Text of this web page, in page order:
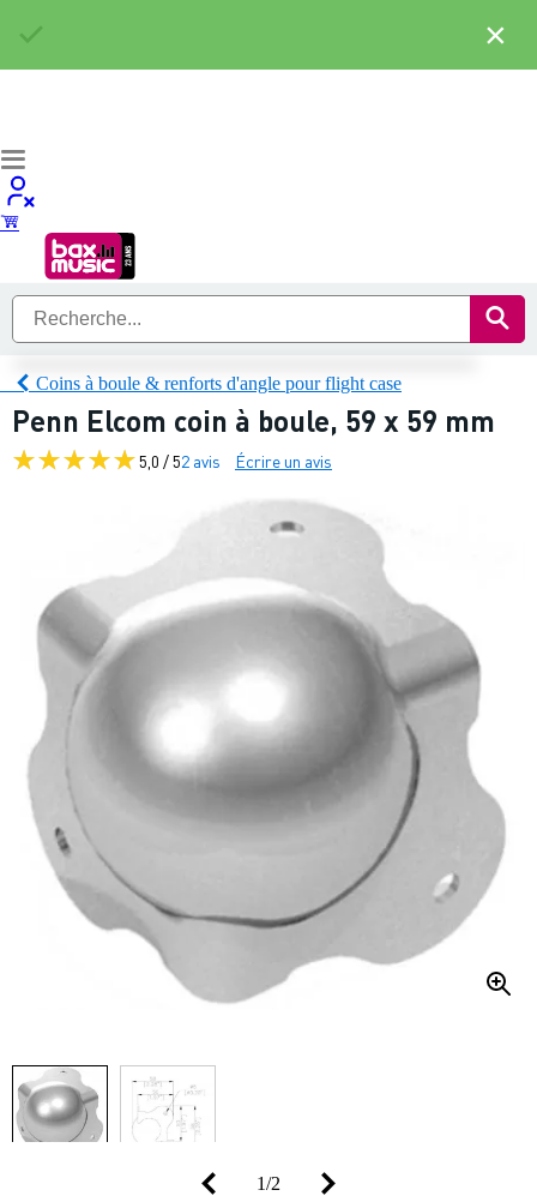
Coins à boule & renforts d'angle pour flight case
Penn Elcom coin à boule, 59 x 59 mm
5,0 / 52 avis Écrire un avis
1/2
×